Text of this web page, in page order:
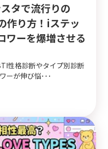
タで流行りの
作り方！iステッ
ワーを爆増させる
性格診断やタイプ別診断
ーが伸び悩･･･